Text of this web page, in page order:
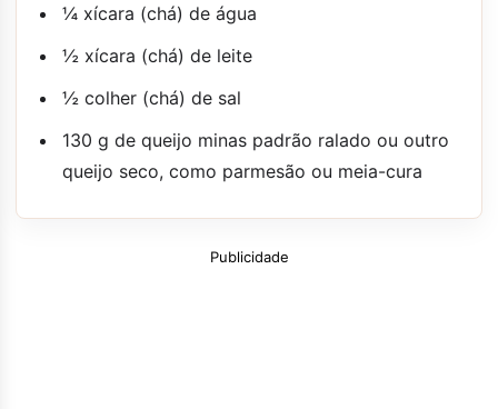
¼ xícara (chá) de água
½ xícara (chá) de leite
½ colher (chá) de sal
130 g de queijo minas padrão ralado ou outro
queijo seco, como parmesão ou meia-cura
Publicidade